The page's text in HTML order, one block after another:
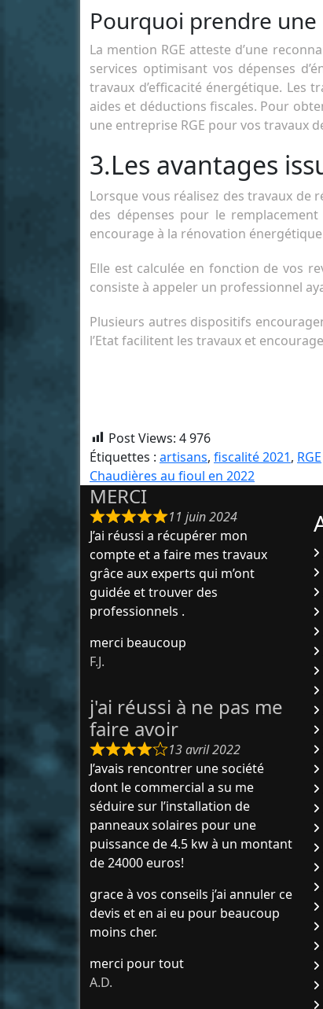
Pourquoi prendre une
La mention RGE atteste d’une
services optimisant vos dépenses
travaux d’efficacité énergétique. Les
aides et déductions fiscales. Pour
une entreprise RGE pour vos travaux
3.Les avantages
Lorsque vous réalisez des travaux de
des dépenses pour le remplacement
encourage à la rénovation
Elle est calculée en fonction de vos
consiste à appeler un professionnel
Plusieurs autres dispositifs
l’Etat facilitent les travaux et
Post Views: 4 976
Étiquettes : artisans, fiscalité 2021, RGE
Navigation
de
l’article
Chaudières au fioul en 2022
MERCI
11 juin 2024
J’ai réussi a récupérer mon
compte et a faire mes travaux
grâce aux experts qui m’ont
guidée et trouver des
professionnels .
merci beaucoup
F.J.
j'ai réussi à ne pas me
faire avoir
13 avril 2022
J’avais rencontrer une société
dont le commercial a su me
séduire sur l’installation de
panneaux solaires pour une
puissance de 4.5 kw à un montant
de 24000 euros!
grace à vos conseils j’ai annuler ce
devis et en ai eu pour beaucoup
moins cher.
merci pour tout
A.D.